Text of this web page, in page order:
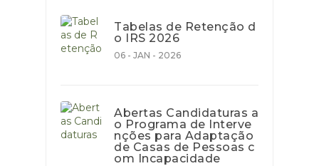
Tabelas de Retenção d
o IRS 2026
06 - JAN - 2026
Abertas Candidaturas a
o Programa de Interve
nções para Adaptação
de Casas de Pessoas c
om Incapacidade